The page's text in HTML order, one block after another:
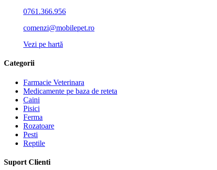
0761.366.956
comenzi@mobilepet.ro
Vezi pe hartă
Categorii
Farmacie Veterinara
Medicamente pe baza de reteta
Caini
Pisici
Ferma
Rozatoare
Pesti
Reptile
Suport Clienti